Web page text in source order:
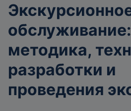
обслуживание:
методика,
разработки и
проведения